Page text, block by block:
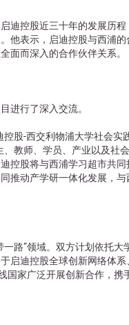
迪控股近三十年的发展历
他表示，启迪控股与西浦
面而深入的合作伙伴关系。
进行了深入交流。
股-西交利物浦大学社会实
教师、学员、产业以及社
控股将与西浦学习超市共
推动产学研一体化发展，
路”领域。双方计划依托
启迪控股全球创新网络体
国家广泛开展创新合作，携